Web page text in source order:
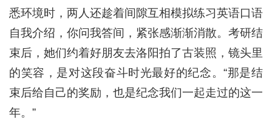
悉环境时，两人还趁着间隙互相模拟练习英语口语
自我介绍，你问我答间，紧张感渐渐消散。考研结
束后，她们约着好朋友去洛阳拍了古装照，镜头里
的笑容，是对这段奋斗时光最好的纪念。“那是结
束后给自己的奖励，也是纪念我们一起走过的这一
年。”